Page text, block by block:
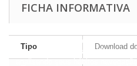
FICHA INFORMATIVA
Tipo Download
Este site usa cookies próprios e
serviços e mostrar a publicidade
analisando seus hábitos